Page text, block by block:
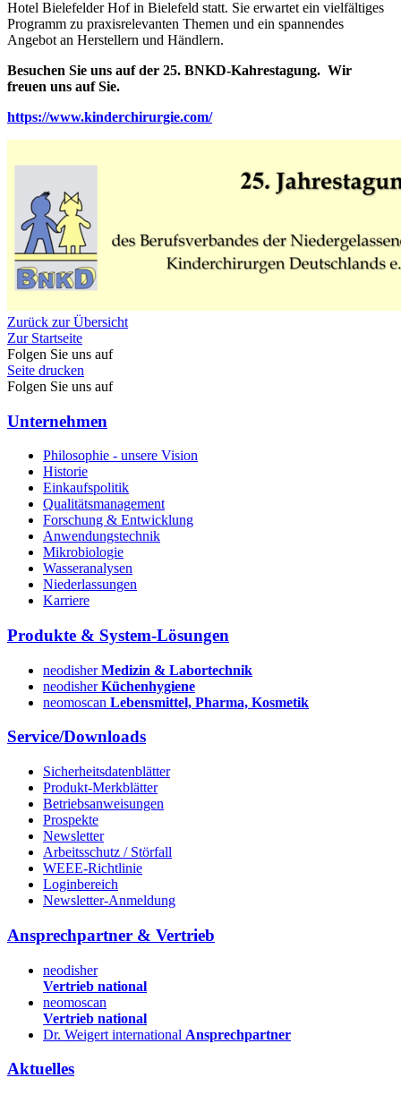
Hotel Bielefelder Hof in Bielefeld statt. Sie erwartet ein vielfältiges
Programm zu praxisrelevanten Themen und ein spannendes
Angebot an Herstellern und Händlern.
Besuchen Sie uns auf der 25. BNKD-Kahrestagung. Wir
freuen uns auf Sie.
https://www.kinderchirurgie.com/
Zurück zur Übersicht
Zur Startseite
Folgen Sie uns auf
Seite drucken
Folgen Sie uns auf
Unternehmen
Philosophie - unsere Vision
Historie
Einkaufspolitik
Qualitätsmanagement
Forschung & Entwicklung
Anwendungstechnik
Mikrobiologie
Wasseranalysen
Niederlassungen
Karriere
Produkte & System-Lösungen
neodisherMedizin & Labortechnik
neodisherKüchenhygiene
neomoscan Lebensmittel, Pharma, Kosmetik
Service/Downloads
Sicherheitsdatenblätter
Produkt-Merkblätter
Betriebsanweisungen
Prospekte
Newsletter
Arbeitsschutz / Störfall
WEEE-Richtlinie
Loginbereich
Newsletter-Anmeldung
Ansprechpartner & Vertrieb
neodisher
Vertrieb national
neomoscan
Vertrieb national
Dr. Weigert international Ansprechpartner
Aktuelles